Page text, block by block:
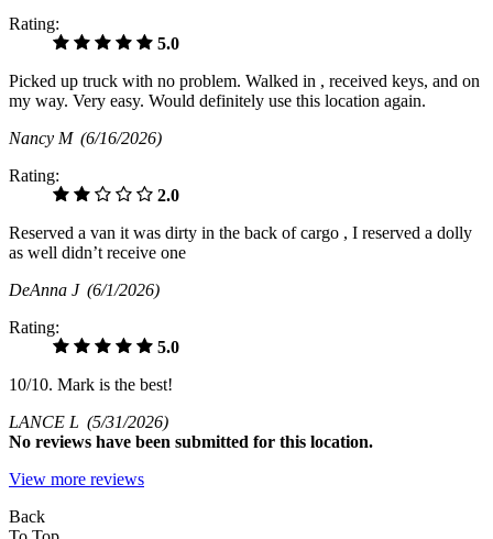
Rating:
5.0
Picked up truck with no problem. Walked in , received keys, and on
my way. Very easy. Would definitely use this location again.
Nancy M (6/16/2026)
Rating:
2.0
Reserved a van it was dirty in the back of cargo , I reserved a dolly
as well didn’t receive one
DeAnna J (6/1/2026)
Rating:
5.0
10/10. Mark is the best!
LANCE L (5/31/2026)
No reviews have been submitted for this location.
View more reviews
Back